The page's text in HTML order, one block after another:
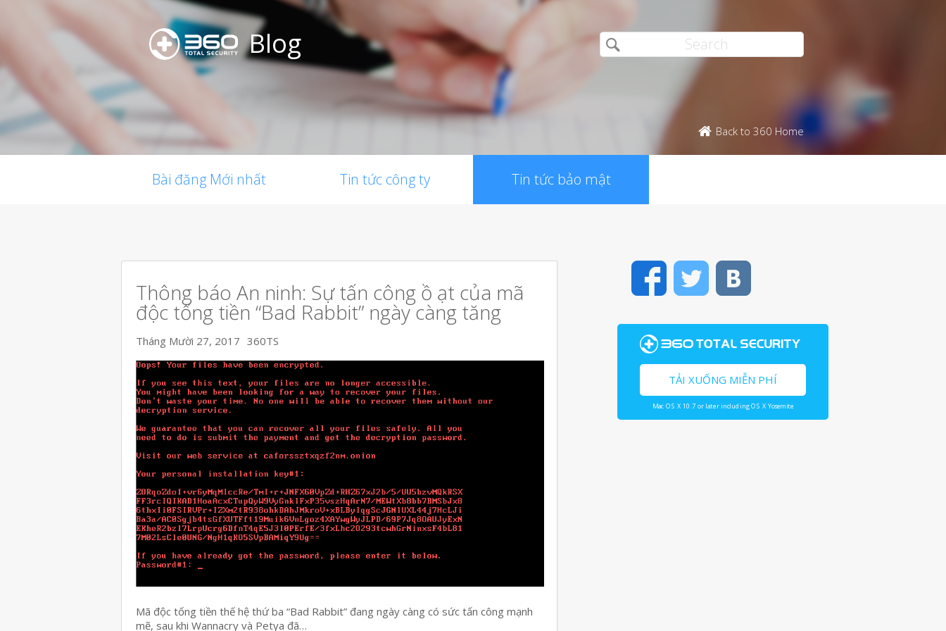
Blog
Back to 360 Home
Bài đăng Mới nhất Tin tức công ty Tin tức bảo mật
Thông báo An ninh: Sự tấn công ồ ạt của mã
độc tống tiền “Bad Rabbit” ngày càng tăng
Tháng Mười 27, 2017 360TS
Mã độc tống tiền thế hệ thứ ba “Bad Rabbit” đang ngày càng có sức tấn công mạnh
mẽ, sau khi Wannacry và Petya đã…
FacebookTwitter
TẢI XUỐNG MIỄN PHÍ
Mac OS X 10.7 or later including OS X Yosemite